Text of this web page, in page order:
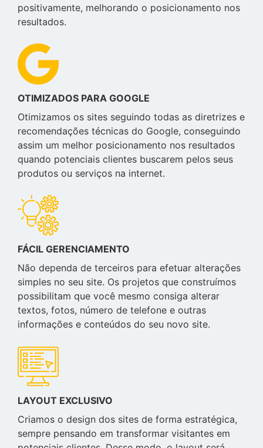
positivamente, melhorando o posicionamento nos
resultados.
OTIMIZADOS PARA GOOGLE
Otimizamos os sites seguindo todas as diretrizes e
recomendações técnicas do Google, conseguindo
assim um melhor posicionamento nos resultados
quando potenciais clientes buscarem pelos seus
produtos ou serviços na internet.
FÁCIL GERENCIAMENTO
Não dependa de terceiros para efetuar alterações
simples no seu site. Os projetos que construímos
possibilitam que você mesmo consiga alterar
textos, fotos, número de telefone e outras
informações e conteúdos do seu novo site.
LAYOUT EXCLUSIVO
Criamos o design dos sites de forma estratégica,
sempre pensando em transformar visitantes em